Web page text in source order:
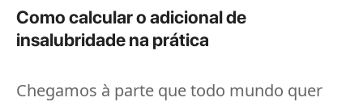
Como calcular o adicional de
insalubridade na prática
Chegamos à parte que todo mundo quer